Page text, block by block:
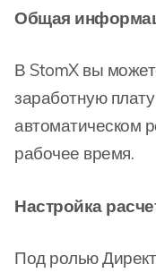
Общая
В StomX вы
заработную
автоматическом
рабочее время.
Настройка
Под ролью